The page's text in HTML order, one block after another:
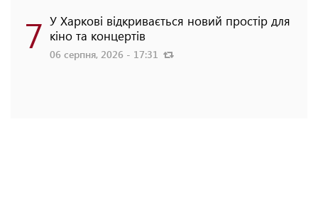
7 У Харкові відкривається новий простір для
кіно та концертів
06 серпня, 2026 - 17:31